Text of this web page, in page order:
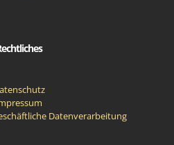
Datenverarbeitung